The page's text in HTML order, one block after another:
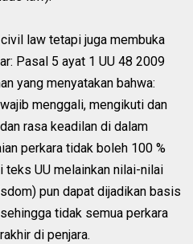
law tetapi juga membuka
Pasal 5 ayat 1 UU 48 2009
yang menyatakan bahwa:
menggali, mengikuti dan
rasa keadilan di dalam
perkara tidak boleh 100 %
teks UU melainkan nilai-nilai
pun dapat dijadikan basis
tidak semua perkara
di penjara.